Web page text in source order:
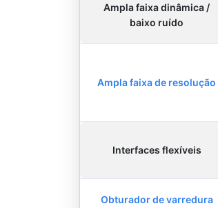
Ampla faixa dinâmica /
baixo ruído
Ampla faixa de resolução
Interfaces flexíveis
Obturador de varredura